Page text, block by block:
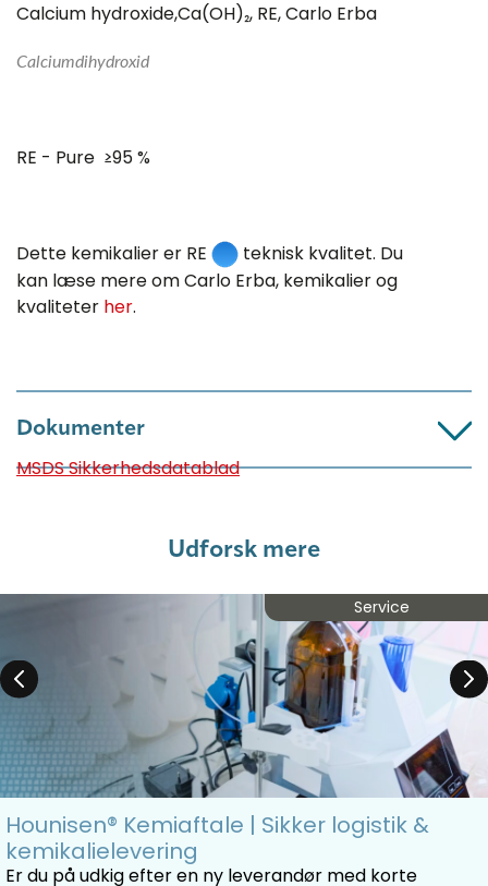
Calcium hydroxide,Ca(OH)₂, RE, Carlo Erba
Calciumdihydroxid
RE - Pure ≥95 %
Dette kemikalier er RE
teknisk kvalitet. Du
kan læse mere om Carlo Erba, kemikalier og
kvaliteter her.
Dokumenter
MSDS Sikkerhedsdatablad
Udforsk mere
Service
Hounisen® Kemiaftale | Sikker logistik &
kemikalielevering
Er du på udkig efter en ny leverandør med korte